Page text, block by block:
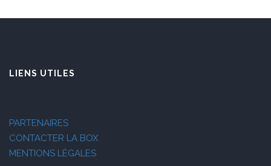
LIENS UTILES
PARTENAIRES
CONTACTER LA BOX
MENTIONS LÉGALES